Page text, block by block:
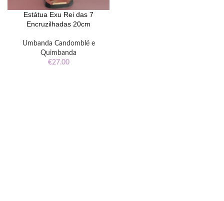
Estátua Exu Rei das 7
Encruzilhadas 20cm
Umbanda Candomblé e
Quimbanda
€27.00